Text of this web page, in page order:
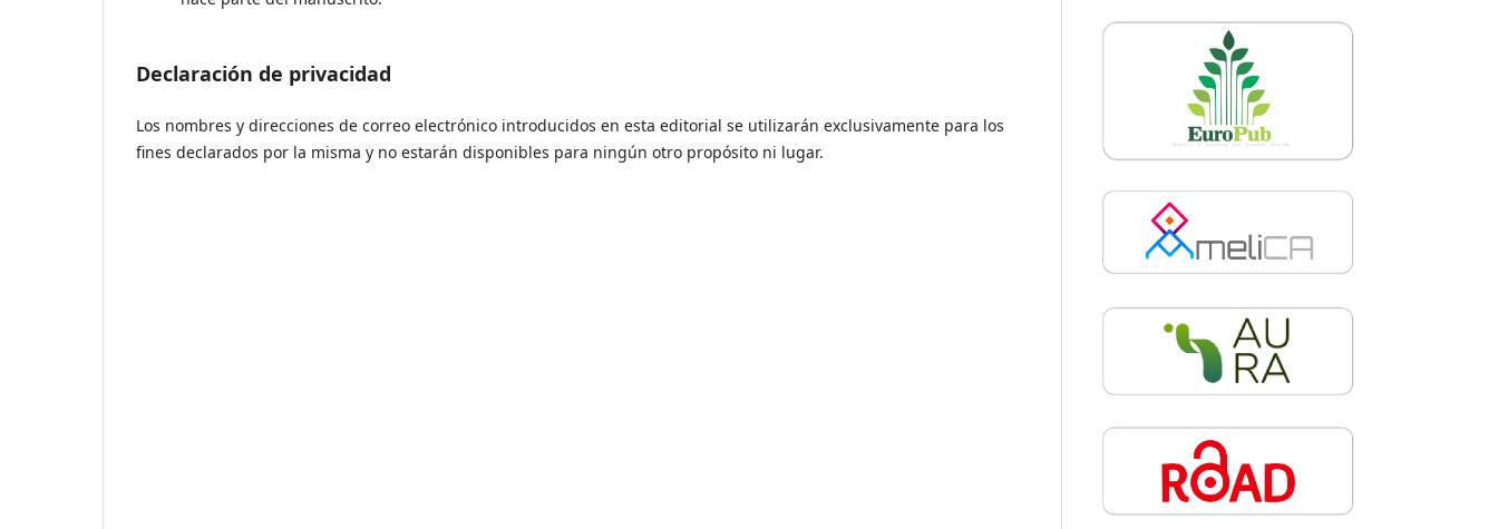
Declaración de privacidad
Los nombres y direcciones de correo electrónico introducidos en esta editorial se utilizarán exclusivamente para los
fines declarados por la misma y no estarán disponibles para ningún otro propósito ni lugar.